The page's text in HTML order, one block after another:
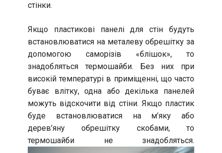
стінки.
Якщо пластикові панелі для стін будуть
встановлюватися на металеву обрешітку за
допомогою саморізів «блішок», то
знадобляться термошайби. Без них при
високій температурі в приміщенні, що часто
буває влітку, одна або декілька панелей
можуть відскочити від стіни. Якщо пластик
буде встановлюватися на м’яку або
дерев’яну обрешітку скобами, то
термошайби не знадобляться.